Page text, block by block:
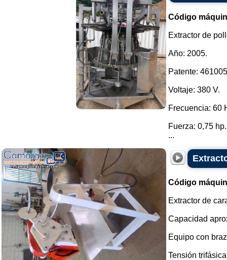
Código
Extractor de
Año: 2005.
Patente:
Voltaje: 380 V.
Frecuencia: 60
Fuerza: 0,75 hp.
...
Código
Extractor de
Capacidad
Equipo con
Tensión